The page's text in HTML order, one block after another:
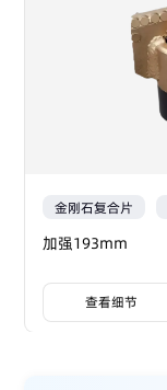
金刚石复合片
加强193mm
查看细节